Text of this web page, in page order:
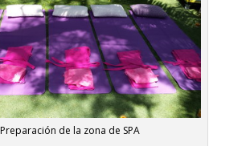
Preparación de la zona de SPA